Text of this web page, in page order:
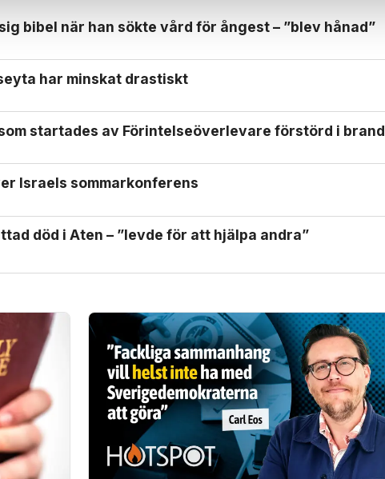
bibel när han sökte vård för ångest – ”blev hånad”
har minskat drastiskt
startades av Förintelse­överlevare förstörd i brand
Israels sommarkonferens
död i Aten – ”levde för att hjälpa andra”